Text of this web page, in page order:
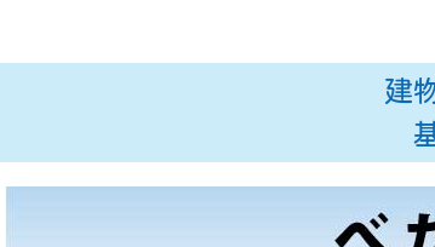
建